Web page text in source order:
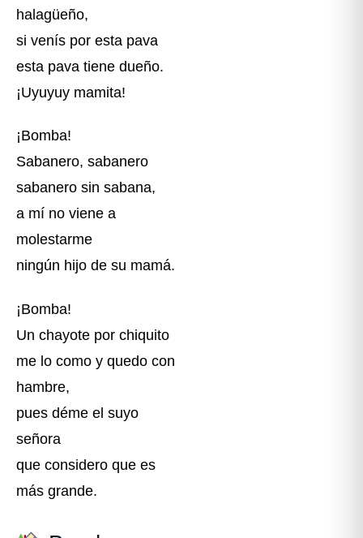
halagüeño,
si venís por esta pava
esta pava tiene dueño.
¡Uyuyuy mamita!
¡Bomba!
Sabanero, sabanero
sabanero sin sabana,
a mí no viene a
molestarme
ningún hijo de su mamá.
¡Bomba!
Un chayote por chiquito
me lo como y quedo con
hambre,
pues déme el suyo
señora
que considero que es
más grande.